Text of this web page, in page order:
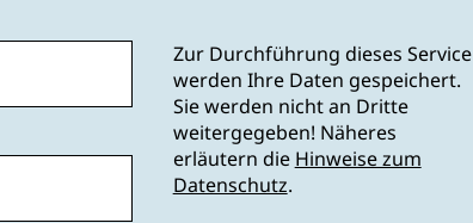
Zur Durchführung dieses Service
werden Ihre Daten gespeichert.
Sie werden nicht an Dritte
weitergegeben! Näheres
erläutern die Hinweise zum
Datenschutz.